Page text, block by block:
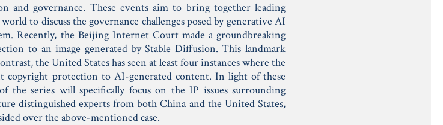
and governance. These events aim to bring together leading
to discuss the governance challenges posed by generative AI
Recently, the Beijing Internet Court made a groundbreaking
to an image generated by Stable Diffusion. This landmark
the United States has seen at least four instances where the
copyright protection to AI-generated content. In light of these
the series will specifically focus on the IP issues surrounding
distinguished experts from both China and the United States,
over the above-mentioned case.